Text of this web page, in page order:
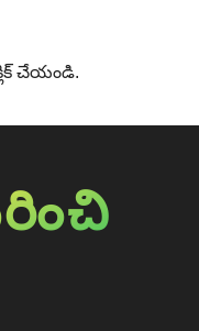
చేయండి.